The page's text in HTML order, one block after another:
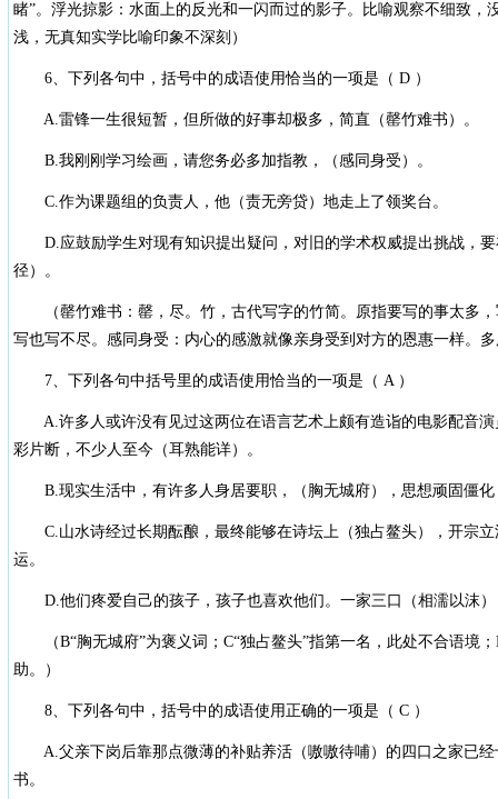
睹”。浮光掠影：水面上的反光和一闪而过的影子。比喻观察不细致，
浅，无真知实学比喻印象不深刻）
6、下列各句中，括号中的成语使用恰当的一项是（ D ）
A.雷锋一生很短暂，但所做的好事却极多，简直（罄竹难书）。
B.我刚刚学习绘画，请您务必多加指教，（感同身受）。
C.作为课题组的负责人，他（责无旁贷）地走上了领奖台。
D.应鼓励学生对现有知识提出疑问，对旧的学术权威提出挑战，要
径）。
（罄竹难书：罄，尽。竹，古代写字的竹简。原指要写的事太多，
写也写不尽。感同身受：内心的感激就像亲身受到对方的恩惠一样。
7、下列各句中括号里的成语使用恰当的一项是（ A ）
A.许多人或许没有见过这两位在语言艺术上颇有造诣的电影配音演
彩片断，不少人至今（耳熟能详）。
B.现实生活中，有许多人身居要职，（胸无城府），思想顽固僵化
C.山水诗经过长期酝酿，最终能够在诗坛上（独占鳌头），开宗立
运。
D.他们疼爱自己的孩子，孩子也喜欢他们。一家三口（相濡以沫）
（B“胸无城府”为褒义词；C“独占鳌头”指第一名，此处不合语境；
助。）
8、下列各句中，括号中的成语使用正确的一项是（ C ）
A.父亲下岗后靠那点微薄的补贴养活（嗷嗷待哺）的四口之家已经
书。